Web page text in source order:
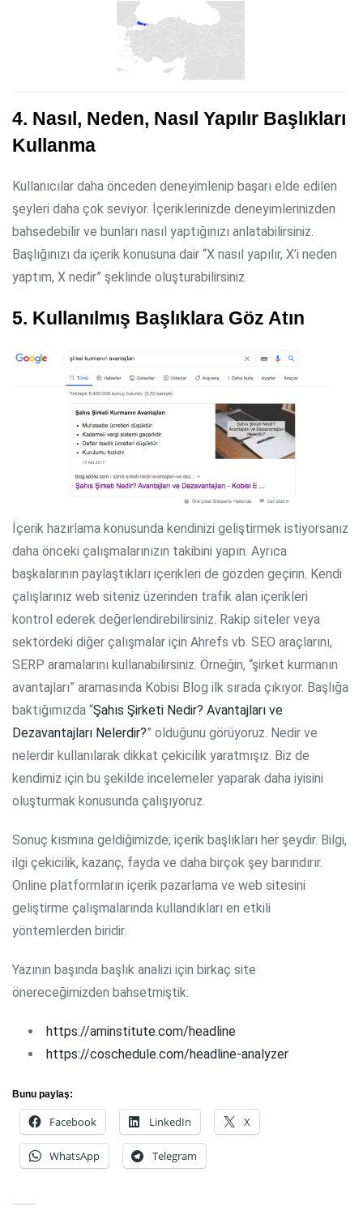
4. Nasıl, Neden, Nasıl Yapılır Başlıkları
Kullanma
Kullanıcılar daha önceden deneyimlenip başarı elde edilen
şeyleri daha çok seviyor. İçeriklerinizde deneyimlerinizden
bahsedebilir ve bunları nasıl yaptığınızı anlatabilirsiniz.
Başlığınızı da içerik konusuna dair “X nasıl yapılır, X’i neden
yaptım, X nedir” şeklinde oluşturabilirsiniz.
5. Kullanılmış Başlıklara Göz Atın
İçerik hazırlama konusunda kendinizi geliştirmek istiyorsanız
daha önceki çalışmalarınızın takibini yapın. Ayrıca
başkalarının paylaştıkları içerikleri de gözden geçirin. Kendi
çalışlarınız web siteniz üzerinden trafik alan içerikleri
kontrol ederek değerlendirebilirsiniz. Rakip siteler veya
sektördeki diğer çalışmalar için Ahrefs vb. SEO araçlarını,
SERP aramalarını kullanabilirsiniz. Örneğin, “şirket kurmanın
avantajları” aramasında Kobisi Blog ilk sırada çıkıyor. Başlığa
baktığımızda “Şahıs Şirketi Nedir? Avantajları ve
Dezavantajları Nelerdir?” olduğunu görüyoruz. Nedir ve
nelerdir kullanılarak dikkat çekicilik yaratmışız. Biz de
kendimiz için bu şekilde incelemeler yaparak daha iyisini
oluşturmak konusunda çalışıyoruz.
Sonuç kısmına geldiğimizde; içerik başlıkları her şeydir. Bilgi,
ilgi çekicilik, kazanç, fayda ve daha birçok şey barındırır.
Online platformların içerik pazarlama ve web sitesini
geliştirme çalışmalarında kullandıkları en etkili
yöntemlerden biridir.
Yazının başında başlık analizi için birkaç site
önereceğimizden bahsetmiştik:
https://aminstitute.com/headline
https://coschedule.com/headline-analyzer
Bunu paylaş:
Facebook LinkedIn X
WhatsApp Telegram